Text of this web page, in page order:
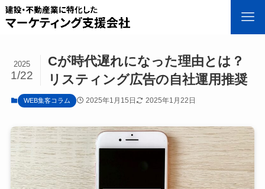
Cが時代遅れになった理由とは？
リスティング広告の自社運用推奨
2025
1/22
WEB集客コラム 2025年1月15日 2025年1月22日